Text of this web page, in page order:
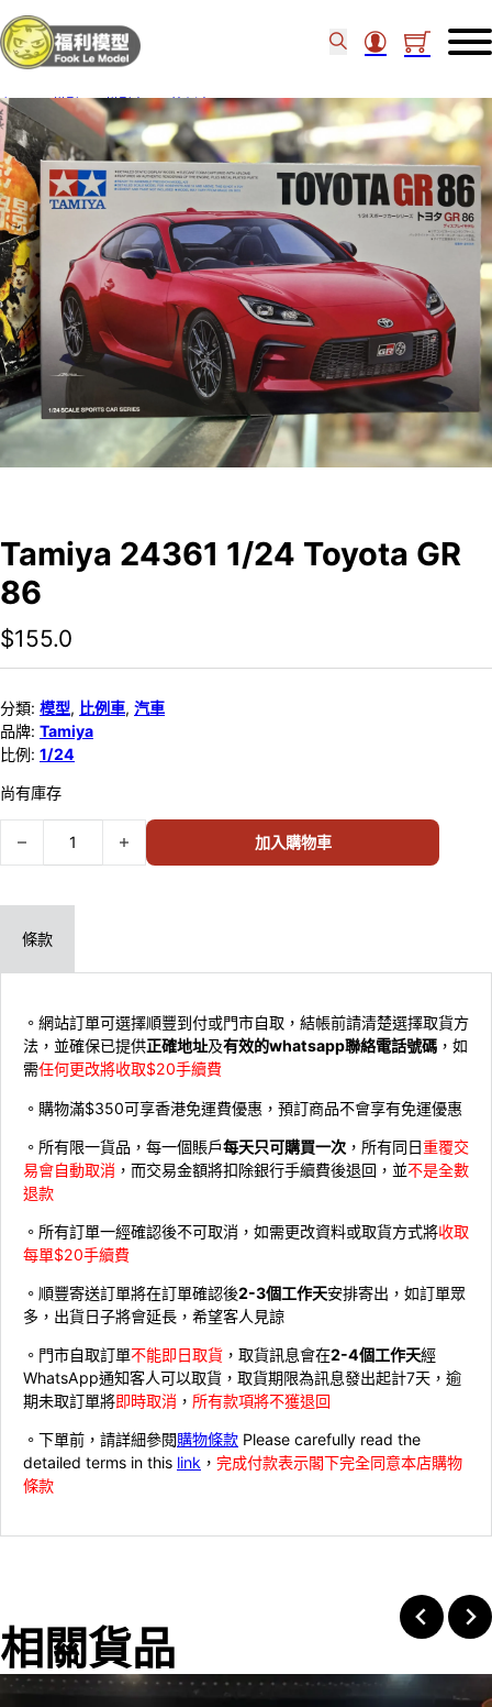
主頁 模型 / 模型車 / 比例車 / Tamiya 24361 1/24 Toyota GR 86
Tamiya 24361 1/24 Toyota GR
86
$155.0
分類: 模型, 比例車, 汽車
品牌: Tamiya
比例: 1/24
尚有庫存
Tamiya 24361 1/24 Toyota GR 86 數量
加入購物車
條款
。網站訂單可選擇順豐到付或門市自取，結帳前請清楚選擇取貨方
法，並確保已提供正確地址及有效的whatsapp聯絡電話號碼 ，如
需任何更改將收取$20手續費
。購物滿$350可享香港免運費優惠，預訂商品不會享有免運優惠
。所有限一貨品，每一個賬戶每天只可購買一次 ，所有同日重覆交
易會自動取消 ，而交易金額將扣除銀行手續費後退回，並不是全數
退款
。所有訂單一經確認後不可取消，如需更改資料或取貨方式將收取
每單$20手續費
。順豐寄送訂單將在訂單確認後2-3個工作天安排寄出，如訂單眾
多，出貨日子將會延長，希望客人見諒
。門市自取訂單不能即日取貨 ，取貨訊息會在2-4個工作天經
WhatsApp通知客人可以取貨，取貨期限為訊息發出起計7天，逾
期未取訂單將即時取消 ， 所有款項將不獲退回
。下單前，請詳細參閱購物條款 Please carefully read the
detailed terms in this link ， 完成付款表示閣下完全同意本店購物
條款
相關貨品